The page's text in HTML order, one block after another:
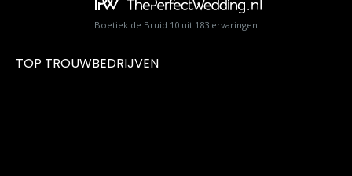
Boetiek de Bruid 10 uit 183 ervaringen
TOP TROUWBEDRIJVEN